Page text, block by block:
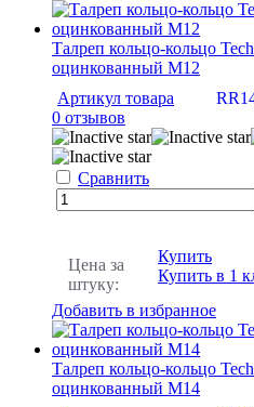
Талреп кольцо-кольцо
оцинкованный М12
Артикул товара
0 отзывов
Сравнить
Цена за
штуку:
Купить
Купить в 1
Добавить в избранное
Талреп кольцо-кольцо
оцинкованный М14